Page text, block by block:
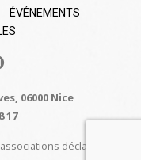
ÉVÉNEMENTS
06000 Nice
17
déclarées